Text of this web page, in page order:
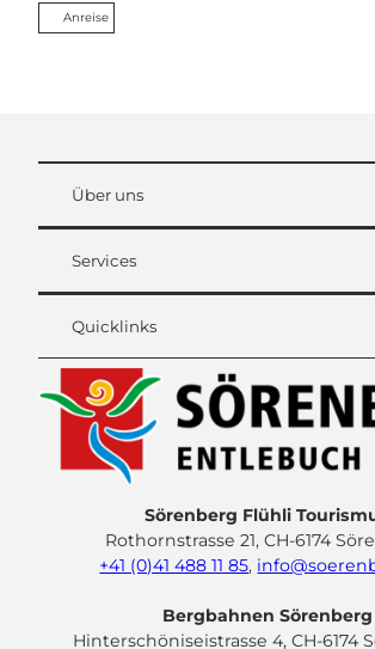
Anreise
Über uns
Services
Quicklinks
Sörenberg Flühli
Rothornstrasse 21, CH-6174
+41 (0)41 488 11 85,
Bergbahnen Sörenberg
Hinterschöniseistrasse 4, CH-6174